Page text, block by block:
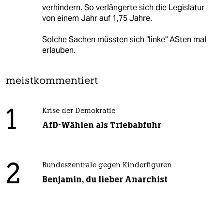
verhindern. So verlängerte sich die Legislatur
von einem Jahr auf 1,75 Jahre.
Solche Sachen müssten sich "linke" ASten mal
erlauben.
meistkommentiert
1 Krise der Demokratie
AfD-Wählen als Triebabfuhr
2 Bundeszentrale gegen Kinderfiguren
Benjamin, du lieber Anarchist